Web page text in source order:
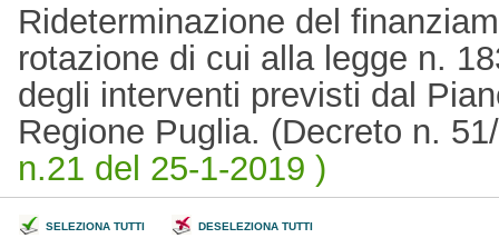
Rideterminazione del
rotazione di cui alla legge n.
degli interventi previsti dal
Regione Puglia. (Decreto n.
n.21 del 25-1-2019 )
SELEZIONA TUTTI DESELEZIONA TUTTI